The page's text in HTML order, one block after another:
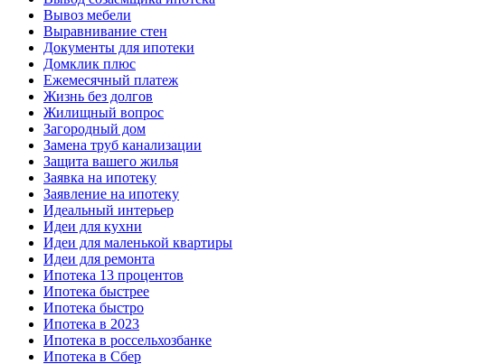
Вывоз мебели
Выравнивание стен
Документы для ипотеки
Домклик плюс
Ежемесячный платеж
Жизнь без долгов
Жилищный вопрос
Загородный дом
Замена труб канализации
Защита вашего жилья
Заявка на ипотеку
Заявление на ипотеку
Идеальный интерьер
Идеи для кухни
Идеи для маленькой квартиры
Идеи для ремонта
Ипотека 13 процентов
Ипотека быстрее
Ипотека быстро
Ипотека в 2023
Ипотека в россельхозбанке
Ипотека в Сбер